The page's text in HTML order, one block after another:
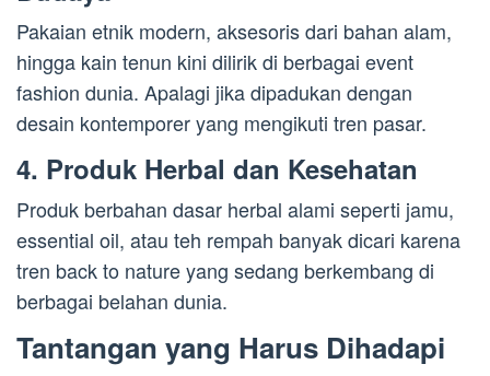
Pakaian etnik modern, aksesoris dari bahan alam,
hingga kain tenun kini dilirik di berbagai event
fashion dunia. Apalagi jika dipadukan dengan
desain kontemporer yang mengikuti tren pasar.
4. Produk Herbal dan Kesehatan
Produk berbahan dasar herbal alami seperti jamu,
essential oil, atau teh rempah banyak dicari karena
tren back to nature yang sedang berkembang di
berbagai belahan dunia.
Tantangan yang Harus Dihadapi